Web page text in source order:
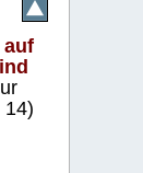
auf
14)